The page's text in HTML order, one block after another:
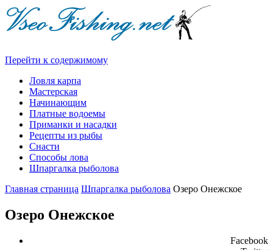
Перейти к содержимому
Ловля карпа
Мастерская
Начинающим
Платные водоемы
Приманки и насадки
Рецепты из рыбы
Снасти
Способы лова
Шпаргалка рыболова
Главная страница Шпаргалка рыболова Озеро Онежское
Озеро Онежское
Facebook